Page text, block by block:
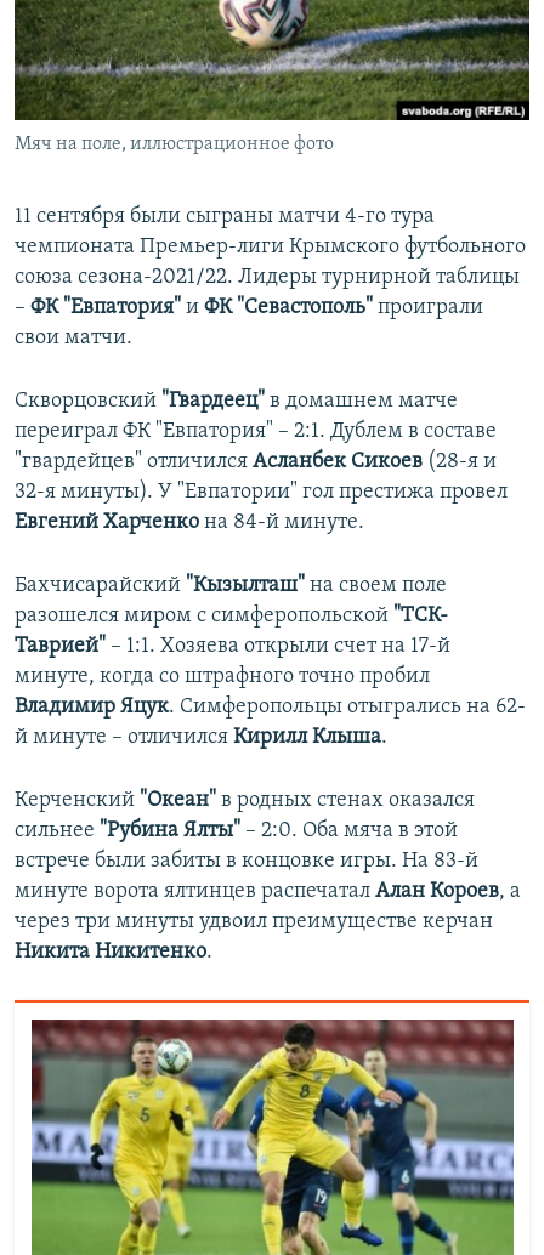
ПОБЕДИТЕЛЕЙ НЕ СУДЯТ?
КРЫМ.НЕПОКОРЕННЫЙ
ELIFBE
УКРАИНСКАЯ ПРОБЛЕМА КРЫМА
ПРИСОЕДИНЯЙТЕСЬ!
Мяч на поле, иллюстрационное фото
11 сентября были сыграны матчи 4-го тура
чемпионата Премьер-лиги Крымского футбольного
союза сезона-2021/22. Лидеры турнирной таблицы
– ФК "Евпатория" и ФК "Севастополь" проиграли
свои матчи.
Скворцовский "Гвардеец" в домашнем матче
переиграл ФК "Евпатория" – 2:1. Дублем в составе
"гвардейцев" отличился Асланбек Сикоев (28-я и
32-я минуты). У "Евпатории" гол престижа провел
Евгений Харченко на 84-й минуте.
Бахчисарайский "Кызылташ" на своем поле
разошелся миром с симферопольской "ТСК-
Таврией" – 1:1. Хозяева открыли счет на 17-й
минуте, когда со штрафного точно пробил
Владимир Яцук. Симферопольцы отыгрались на 62-
й минуте – отличился Кирилл Клыша.
Керченский "Океан" в родных стенах оказался
сильнее "Рубина Ялты" – 2:0. Оба мяча в этой
встрече были забиты в концовке игры. На 83-й
минуте ворота ялтинцев распечатал Алан Короев, а
через три минуты удвоил преимуществе керчан
Никита Никитенко.